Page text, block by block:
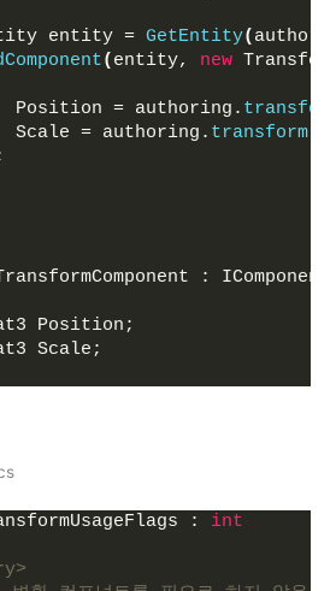
entity =
GetEntity(
( entity, new
Position = authoring.
Scale = authoring.
transform
:
Position;
Scale;
: int